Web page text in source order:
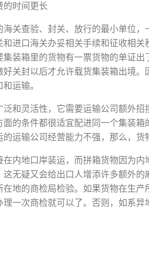
的时间更长
关查验、封关、放行的最小单位
进口海关办妥相关手续和征收相关
装箱里的货物有一票货物的单证
关封以后才允许载货集装箱出境
运输。
和灵活性，它需要运输公司额外招
的条件都很适宜配进同一个集装
运输公司经营能力不强，那么，货
内地口岸装运，而拼箱货物因为
无疑又会给出口人增添许多额外
地的商检局检验。如果货物在生
一次商检就可以了。否则，如系异